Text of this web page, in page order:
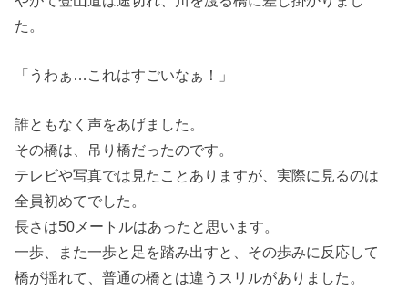
た。
「うわぁ…これはすごいなぁ！」
誰ともなく声をあげました。
その橋は、吊り橋だったのです。
テレビや写真では見たことありますが、実際に見るのは
全員初めてでした。
長さは50メートルはあったと思います。
一歩、また一歩と足を踏み出すと、その歩みに反応して
橋が揺れて、普通の橋とは違うスリルがありました。